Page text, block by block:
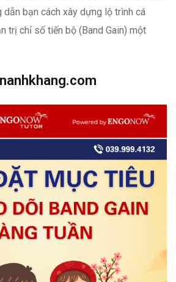
dẫn bạn cách xây dựng lộ trình cá
trị chỉ số tiến bộ (Band Gain) một